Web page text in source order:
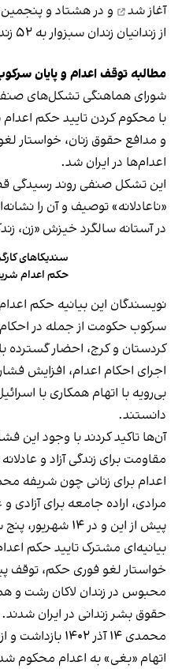
آغاز شد
و در هشتاد و
از زندانیان زندان سبزوار به ۵۲ زندان گسترش پیدا کرد.
مطالبه توقف اعدام و پایان
شورای هماهنگی تشکل‌های صنفی
با محکوم‌ کردن تایید حکم
و مدافع حقوق زنان، خواستار
اعدام‌ها در ایران شد.
این تشکل صنفی روند رسیدگی
«ناعادلانه» توصیف و آن را
در آستانه سالگرد خیزش «زن،
سندیکاهای
حکم اعدام
نویسندگان این بیانیه حکم
سرکوب حکومت از جمله در احکام
کردستان و کرج، احضار گسترده
اجرای احکام اعدام، افزایش
بی‌رویه با اتهام همکاری با
دانستند.
آن‌ها تاکید کردند با وجود این
مقاومت برای زندگی آزاد و
اعدام برای زنانی چون شریفه
مرادی، اراده جامعه برای آزادی
پیش از این و در ۱۴
بیانیه‌ای مشترک تایید حکم
خواستار لغو فوری حکم، توقف
محبوس در زندان لاکان رشت و
حقوق بشر زندانی در ایران شدند.
محمدی ۱۴ آذر
اتهام «بغی» به اعدام محکوم